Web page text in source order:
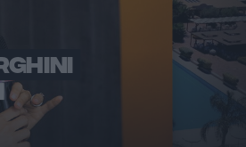
ITALIA
VOI TANKA VILLAGE